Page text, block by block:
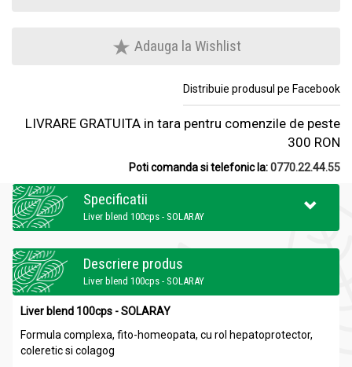
Adauga la Wishlist
Distribuie produsul pe Facebook
LIVRARE GRATUITA in tara pentru comenzile de peste
300 RON
Poti comanda si telefonic la:0770.22.44.55
Specificatii
Liver blend 100cps - SOLARAY
Descriere produs
Liver blend 100cps - SOLARAY
Liver blend 100cps - SOLARAY
Formula complexa, fito-homeopata, cu rol hepatoprotector,
coleretic si colagog